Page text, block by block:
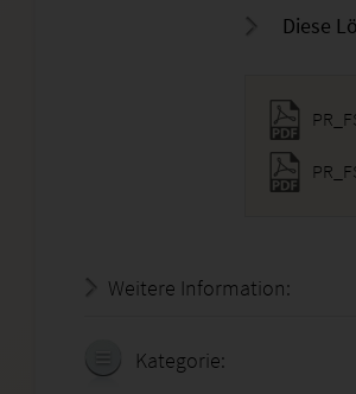
Diese
Weitere Information:
Kategorie: